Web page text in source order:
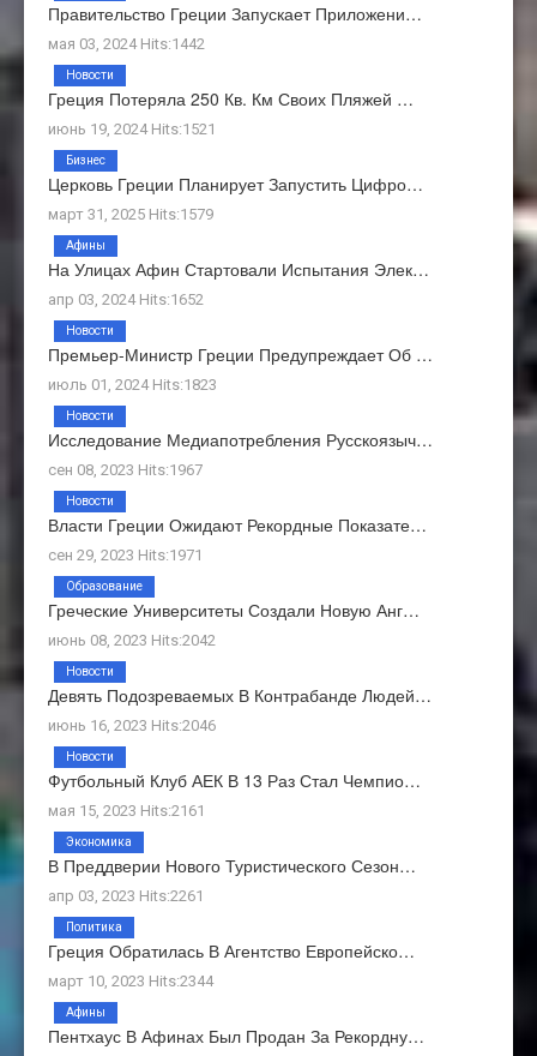
Правительство Греции Запускает Приложени…
мая 03, 2024 Hits:1442
Греция Потеряла 250 Кв. Км Своих Пляжей …
июнь 19, 2024 Hits:1521
Новости
Церковь Греции Планирует Запустить Цифро…
март 31, 2025 Hits:1579
Бизнес
На Улицах Афин Стартовали Испытания Элек…
апр 03, 2024 Hits:1652
Афины
Премьер-Министр Греции Предупреждает Об …
июль 01, 2024 Hits:1823
Новости
Исследование Медиапотребления Русскоязыч…
сен 08, 2023 Hits:1967
Новости
Власти Греции Ожидают Рекордные Показате…
сен 29, 2023 Hits:1971
Новости
Греческие Университеты Создали Новую Анг…
июнь 08, 2023 Hits:2042
Образование
Девять Подозреваемых В Контрабанде Людей…
июнь 16, 2023 Hits:2046
Новости
Футбольный Клуб АЕК В 13 Раз Стал Чемпио…
мая 15, 2023 Hits:2161
Новости
В Преддверии Нового Туристического Сезон…
апр 03, 2023 Hits:2261
Экономика
Греция Обратилась В Агентство Европейско…
март 10, 2023 Hits:2344
Политика
Пентхаус В Афинах Был Продан За Рекордну…
Афины